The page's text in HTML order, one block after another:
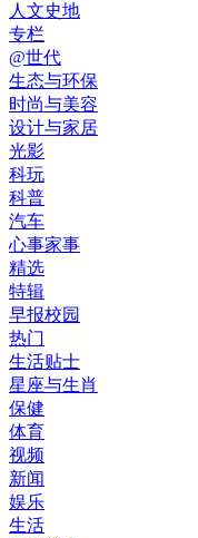
人文史地
专栏
@世代
生态与环保
时尚与美容
设计与家居
光影
科玩
科普
汽车
心事家事
精选
特辑
早报校园
热门
生活贴士
星座与生肖
保健
体育
视频
新闻
娱乐
生活